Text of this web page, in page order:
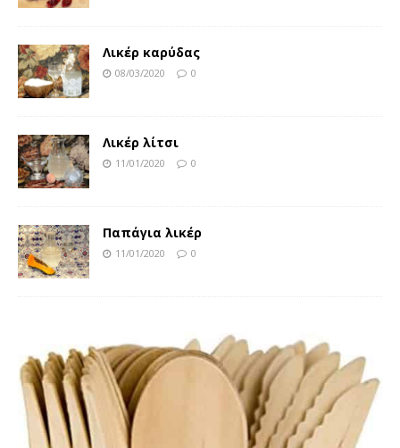
Λικέρ καρύδας
08/03/2020 0
Λικέρ λίτσι
11/01/2020 0
Παπάγια λικέρ
11/01/2020 0